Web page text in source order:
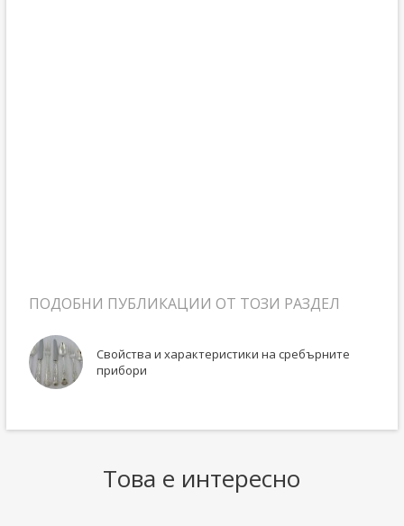
ПОДОБНИ ПУБЛИКАЦИИ ОТ ТОЗИ РАЗДЕЛ
Свойства и характеристики на сребърните
прибори
Това е интересно